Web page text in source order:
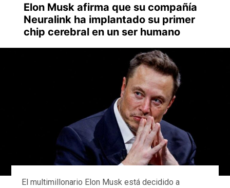
Elon Musk afirma que su compañía
Neuralink ha implantado su primer
chip cerebral en un ser humano
El multimillonario Elon Musk está decidido a